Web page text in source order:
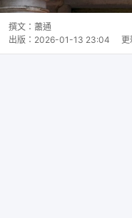
撰文： 蕭通
出版： 2026-01-13 23:04 更